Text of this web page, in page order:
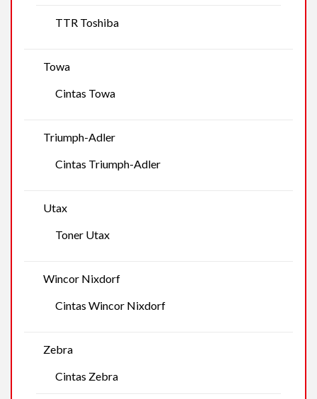
TTR Toshiba
Towa
Cintas Towa
Triumph-Adler
Cintas Triumph-Adler
Utax
Toner Utax
Wincor Nixdorf
Cintas Wincor Nixdorf
Zebra
Cintas Zebra